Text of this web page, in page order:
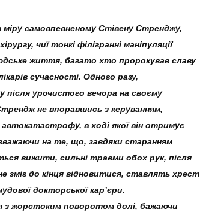
міру самовпевненому Стівену Стренджу,
чиї тонкі філігранні маніпуляції
життя, багато хто пророкував славу
сучасності. Одного разу,
урочистого вечора на своєму
не впоравшись з керуванням,
в ході якої він отримує
на те, що, завдяки старанням
вижити, сильні травми обох рук, після
зміг до кінця відновитися, ставлять хрест
докторської кар’єри.
з жорстоким поворотом долі, бажаючи